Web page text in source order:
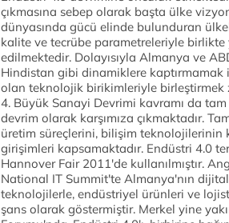
çıkmasına sebep olarak başta ülke
dünyasında gücü elinde bulunduran
kalite ve tecrübe parametreleriyle
edilmektedir. Dolayısıyla Almanya ve
Hindistan gibi dinamiklere
olan teknolojik birikimleriyle birleştirmek
4. Büyük Sanayi Devrimi kavramı da
devrim olarak karşımıza çıkmaktadır.
üretim süreçlerini, bilişim teknolojilerinin
girişimleri kapsamaktadır. Endüstri 4.0
Hannover Fair 2011'de kullanılmıştır.
National IT Summit'te Almanya'nın
teknolojilerle, endüstriyel ürünleri ve
şans olarak göstermiştir. Merkel yine